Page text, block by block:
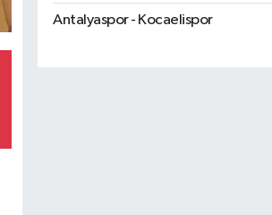
Antalyaspor - Kocaelispor